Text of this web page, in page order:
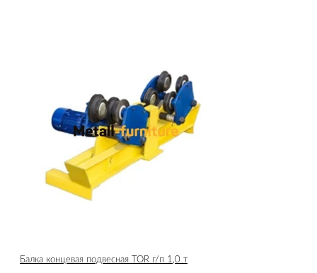
Балка концевая подвесная TOR г/п 1,0 т